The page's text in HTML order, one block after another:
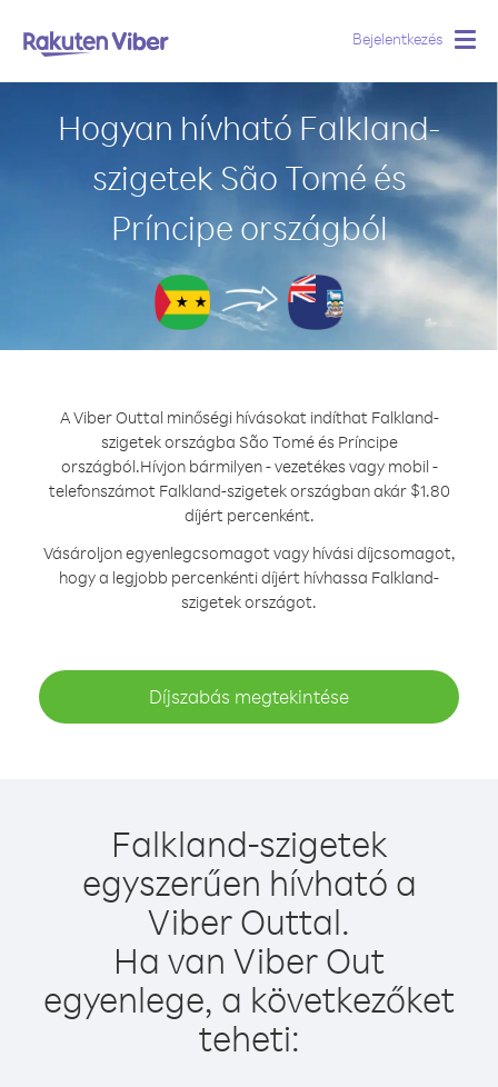
Bejelentkezés
Hogyan hívható Falkland-
szigetek São Tomé és
Príncipe országból
A Viber Outtal minőségi hívásokat indíthat Falkland-
szigetek országba São Tomé és Príncipe
országból.Hívjon bármilyen - vezetékes vagy mobil -
telefonszámot Falkland-szigetek országban akár $1.80
díjért percenként.
Vásároljon egyenlegcsomagot vagy hívási díjcsomagot,
hogy a legjobb percenkénti díjért hívhassa Falkland-
szigetek országot.
Díjszabás megtekintése
Falkland-szigetek
egyszerűen hívható a
Viber Outtal.
Ha van Viber Out
egyenlege, a következőket
teheti: